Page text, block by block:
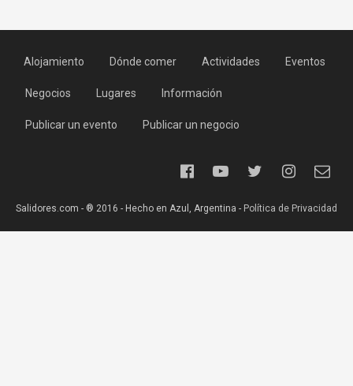
Alojamiento Dónde comer Actividades Eventos
Negocios Lugares Información
Publicar un evento Publicar un negocio
Salidores.com - ® 2016 - Hecho en Azul, Argentina - Política de Privacidad